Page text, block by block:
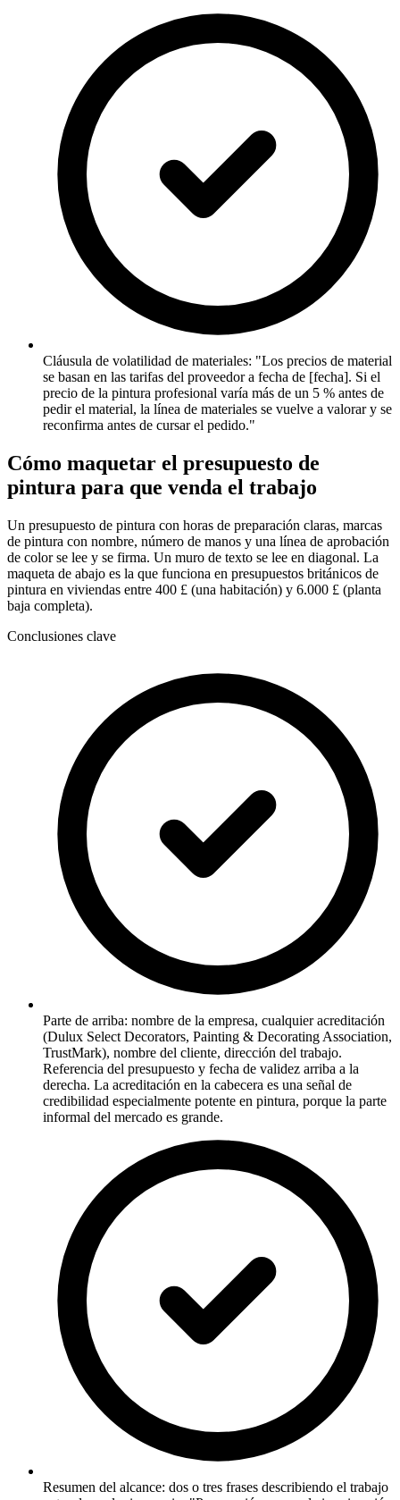
Cláusula de volatilidad de materiales: "Los precios de material
se basan en las tarifas del proveedor a fecha de [fecha]. Si el
precio de la pintura profesional varía más de un 5 % antes de
pedir el material, la línea de materiales se vuelve a valorar y se
reconfirma antes de cursar el pedido."
Cómo maquetar el presupuesto de
pintura para que venda el trabajo
Un presupuesto de pintura con horas de preparación claras, marcas
de pintura con nombre, número de manos y una línea de aprobación
de color se lee y se firma. Un muro de texto se lee en diagonal. La
maqueta de abajo es la que funciona en presupuestos británicos de
pintura en viviendas entre 400 £ (una habitación) y 6.000 £ (planta
baja completa).
Conclusiones clave
Parte de arriba: nombre de la empresa, cualquier acreditación
(Dulux Select Decorators, Painting & Decorating Association,
TrustMark), nombre del cliente, dirección del trabajo.
Referencia del presupuesto y fecha de validez arriba a la
derecha. La acreditación en la cabecera es una señal de
credibilidad especialmente potente en pintura, porque la parte
informal del mercado es grande.
Resumen del alcance: dos o tres frases describiendo el trabajo